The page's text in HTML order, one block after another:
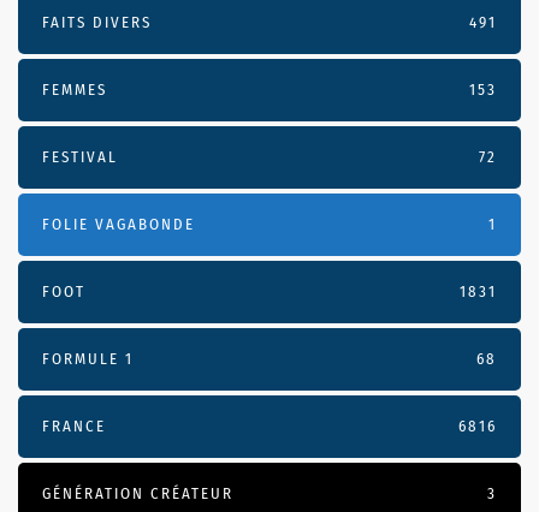
FAITS DIVERS 491
FEMMES 153
FESTIVAL 72
FOLIE VAGABONDE 1
FOOT 1831
FORMULE 1 68
FRANCE 6816
GÉNÉRATION CRÉATEUR 3